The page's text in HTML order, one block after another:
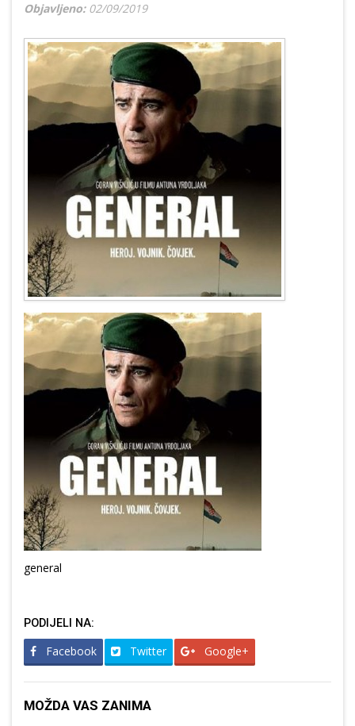
Objavljeno: 02/09/2019
general
PODIJELI NA:
Facebook Twitter Google+
MOŽDA VAS ZANIMA